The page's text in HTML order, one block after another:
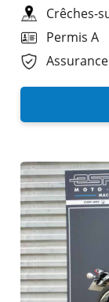
Crêches-
Permis A